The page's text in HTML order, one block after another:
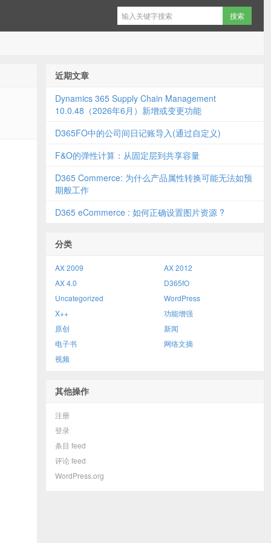
近期文章
Dynamics 365 Supply Chain Management
10.0.48（2026年6月）新增或变更功能
D365FO中的公司间日记账导入(通过自定义)
F&O的弹性计算：从固定层到共享容量
D365 Commerce: 为什么产品属性转换可能无法如预
期般工作
D365 eCommerce : 如何正确设置图片资源 ?
分类
AX 2009
AX 2012
AX 4.0
D365fO
Uncategorized
WordPress
X++
功能增强
原创
新闻
电子书
网络文摘
视频
其他操作
注册
登录
条目 feed
评论 feed
WordPress.org